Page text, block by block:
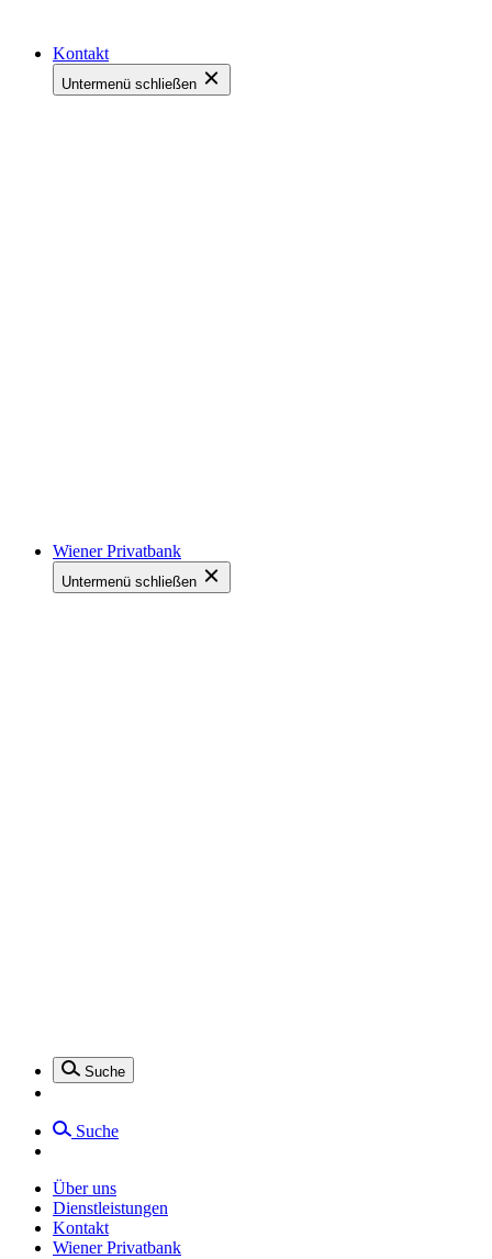
Kontakt
Untermenü schließen
Wiener Privatbank
Untermenü schließen
Suche
Suche
Über uns
Dienstleistungen
Kontakt
Wiener Privatbank